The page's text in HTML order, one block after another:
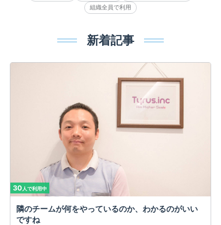
組織全員で利用
新着記事
30 人で利用中
隣のチームが何をやっているのか、わかるのがいい
ですね